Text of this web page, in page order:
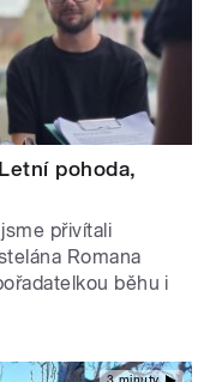
pohoda,
přivítali
Romana
běhu i